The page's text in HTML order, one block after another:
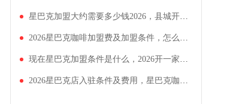
星巴克加盟大约需要多少钱2026，县城开星巴克的条件分析
2026星巴克咖啡加盟费及加盟条件，怎么开一家星巴克咖啡店
现在星巴克加盟条件是什么，2026开一家星巴克需要多少资金
2026星巴克店入驻条件及费用，星巴克咖啡具体怎么加盟